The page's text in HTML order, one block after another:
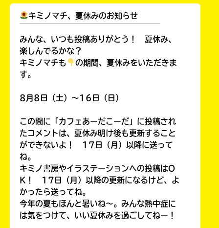
キミノマチ、夏休みのお知らせ
みんな、いつも投稿ありがとう！ 夏休み、
楽しんでるかな？
キミノマチも
の期間、夏休みをいただきま
す。
8月8日（土）～16日（日）
この間に「カフェあーだこーだ」に投稿され
たコメントは、夏休み明け後も更新すること
ができないよ！ 17日（月）以降に送って
ね。
キミノ書房やイラステーションへの投稿はO
K！ 17日（月）以降の更新になるけど、よ
かったら送ってね。
今年の夏もほんと暑いね～。みんな熱中症に
は気をつけて、いい夏休みを過ごしてねー！